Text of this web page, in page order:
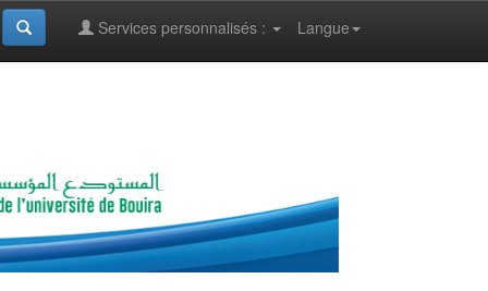
Langue
Services personnalisés :